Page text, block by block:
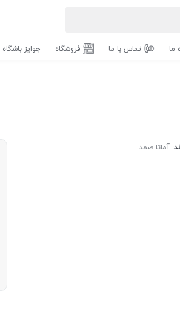
ما تماس با ما فروشگاه جوایز باشگاه
آماتا صمد